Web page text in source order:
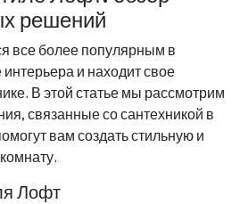
решений
все более популярным в
и находит свое
В этой статье мы рассмотрим
связанные со сантехникой в
вам создать стильную и
Лофт